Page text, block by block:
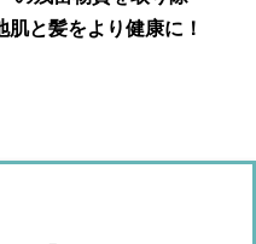
と髪をより健康に！